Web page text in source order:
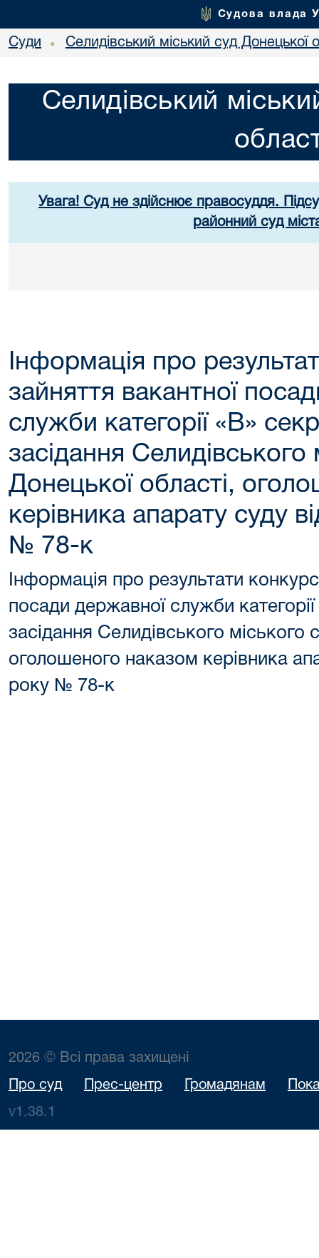
Судова влада
Суди • Селидівський міський суд Донецької
Селидівський
Увага! Суд не здійснює правосуддя.
районний суд
Інформація про
зайняття вакантної
служби категорії «В»
засідання Селидівського
Донецької області,
керівника апарату суду
№ 78-к
Інформація про результати
посади державної служби
засідання Селидівського міського
оголошеного наказом керівника
року № 78-к
2026 © Всі права захищені
Про суд Прес-центр Громадянам
v1.38.1